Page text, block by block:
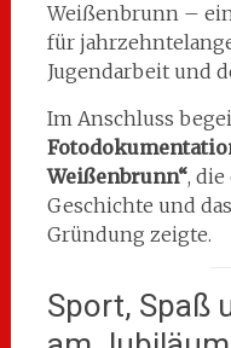
Weißenbrunn –
für
Jugendarbeit und
Im Anschluss
Weißenbrunn“,
Geschichte und
Gründung zeigte.
Sport, Spaß